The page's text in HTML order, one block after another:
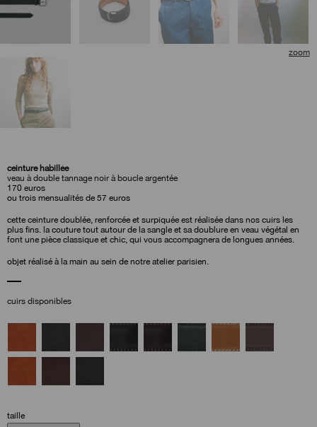
ceinture habillée
veau à double tannage noir à boucle argentée
170 euros
ou trois mensualités de 57 euros
cette ceinture doublée, renforcée et surpiquée est réalisée dans nos cuirs les
plus fins. la couture tout autour de la sangle et sa doublure en veau végétal en
font une pièce classique et chic, qui vous accompagnera de longues années.
objet réalisé à la main au sein de notre atelier parisien.
cuirs disponibles
taille